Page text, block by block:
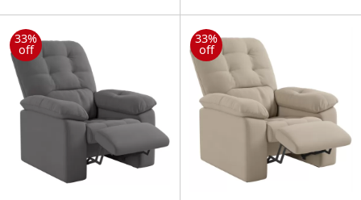
em tecido compose
capuccino caramelo
Marrom
33%
off
33%
off